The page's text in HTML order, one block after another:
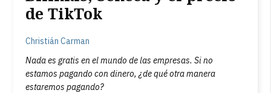
de TikTok
Christián Carman
Nada es gratis en el mundo de las empresas. Si no
estamos pagando con dinero, ¿de qué otra manera
estaremos pagando?